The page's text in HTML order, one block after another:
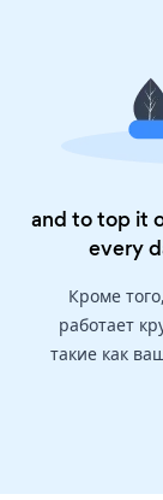
and to top it
every
Кроме
работает
такие как